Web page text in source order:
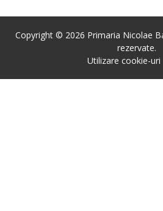
Copyright © 2026 Primaria Nicolae
rezervate.
Utilizare cookie-uri